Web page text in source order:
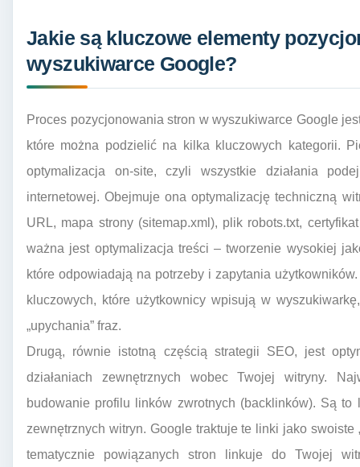
Jakie są kluczowe elementy
wyszukiwarce Google?
Proces pozycjonowania stron w wyszukiwarce Google
które można podzielić na kilka kluczowych kategorii.
optymalizacja on-site, czyli wszystkie działania
internetowej. Obejmuje ona optymalizację techniczną
URL, mapa strony (sitemap.xml), plik robots.txt,
ważna jest optymalizacja treści – tworzenie wysokiej
które odpowiadają na potrzeby i zapytania
kluczowych, które użytkownicy wpisują w
„upychania” fraz.
Drugą, równie istotną częścią strategii SEO, jest
działaniach zewnętrznych wobec Twojej witryny.
budowanie profilu linków zwrotnych (backlinków). Są
zewnętrznych witryn. Google traktuje te linki jako swoiste
tematycznie powiązanych stron linkuje do Twojej